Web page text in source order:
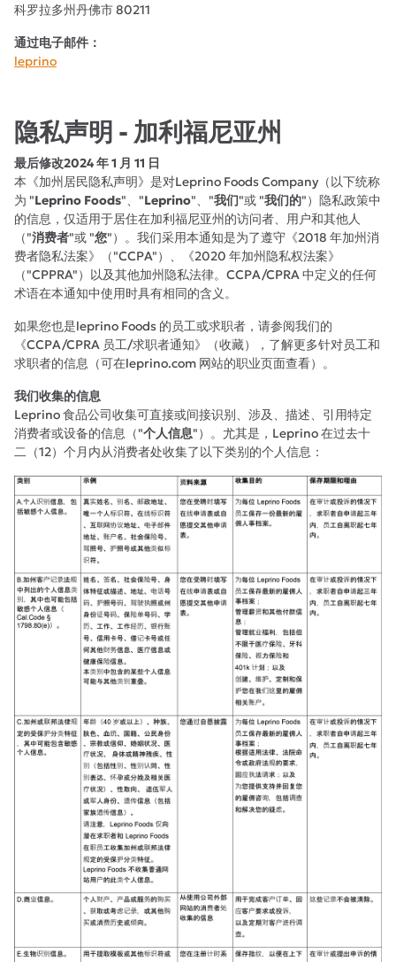
科罗拉多州丹佛市 80211
通过电子邮件：
leprino
隐私声明 - 加利福尼亚州
最后修改2024 年 1 月 11 日
本《加州居民隐私声明》是对Leprino Foods Company（以下统称
为 "Leprino Foods"、"Leprino"、"我们"或 "我们的"）隐私政策中
的信息，仅适用于居住在加利福尼亚州的访问者、用户和其他人
（"消费者"或 "您"）。我们采用本通知是为了遵守《2018 年加州消
费者隐私法案》（"CCPA"）、《2020 年加州隐私权法案》
（"CPPRA"）以及其他加州隐私法律。CCPA/CPRA 中定义的任何
术语在本通知中使用时具有相同的含义。
如果您也是leprino Foods 的员工或求职者，请参阅我们的
《CCPA/CPRA 员工/求职者通知》（收藏），了解更多针对员工和
求职者的信息（可在leprino.com 网站的职业页面查看）。
我们收集的信息
Leprino 食品公司收集可直接或间接识别、涉及、描述、引用特定
消费者或设备的信息（"个人信息"）。尤其是，Leprino 在过去十
二（12）个月内从消费者处收集了以下类别的个人信息：